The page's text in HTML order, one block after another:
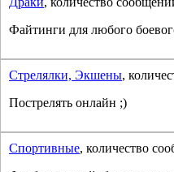
Файтинги для любого
Стрелялки, Экшены,
Пострелять онлайн ;)
Спортивные, количество